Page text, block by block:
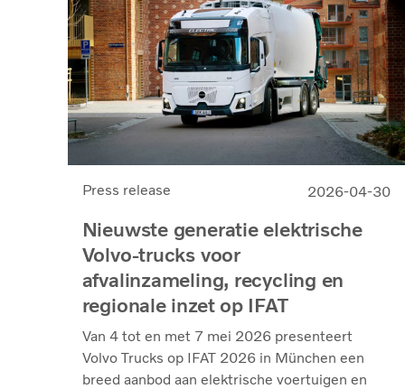
Press release 2026-04-30
Nieuwste generatie elektrische
Volvo-trucks voor
afvalinzameling, recycling en
regionale inzet op IFAT
Van 4 tot en met 7 mei 2026 presenteert
Volvo Trucks op IFAT 2026 in München een
breed aanbod aan elektrische voertuigen en